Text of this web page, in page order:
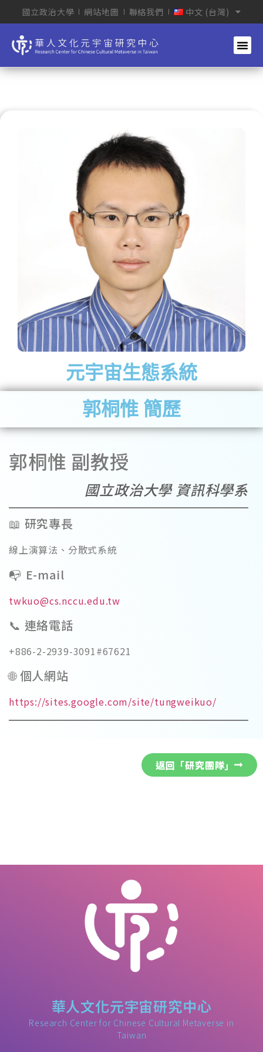
國立政治大學 網站地圖 聯絡我們 中文 (台灣)
元宇宙生態系統
郭桐惟 簡歷
郭桐惟 副教授
國立政治大學 資訊科學系
📖 研究專長
線上演算法、分散式系統
📭 E-mail
twkuo@cs.nccu.edu.tw
📞 連絡電話
+886-2-2939-3091#67621
🌐 個人網站
https://sites.google.com/site/tungweikuo/
返回「研究團隊」
華人文化元宇宙研究中心
Research Center for Chinese Cultural Metaverse in
Taiwan